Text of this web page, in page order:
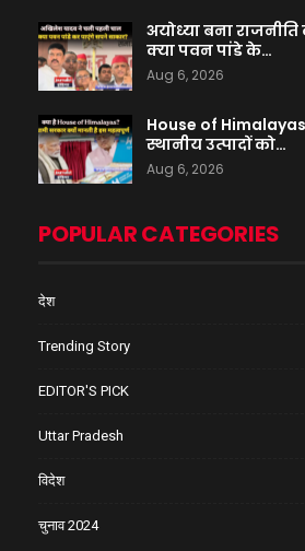
अयोध्या बना
क्या पवन पांडे के…
Aug 6, 2026
House of
स्थानीय उत्पादों को…
Aug 6, 2026
POPULAR CATEGORIES
देश
Trending Story
EDITOR'S PICK
Uttar Pradesh
विदेश
चुनाव 2024